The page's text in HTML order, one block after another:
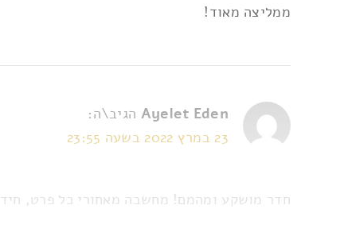
ממליצה מאוד!
Ayelet Eden הגיב\ה:
23 במרץ 2022 בשעה 23:55
חדר מושקע ומהמם! מחשבה מאחורי כל פרט,